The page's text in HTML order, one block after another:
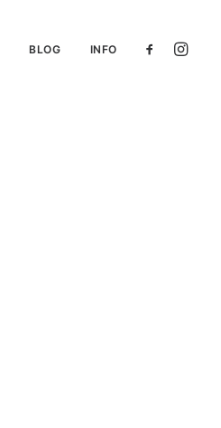
BLOG INFO